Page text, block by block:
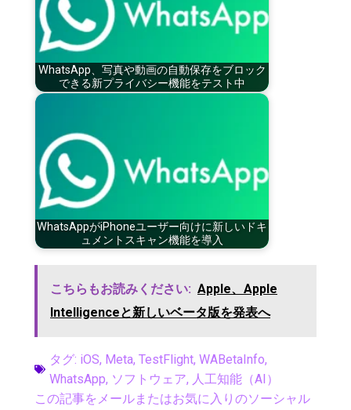
WhatsApp、写真や動画の自動保存をブロック
できる新プライバシー機能をテスト中
WhatsAppがiPhoneユーザー向けに新しいドキ
ュメントスキャン機能を導入
こちらもお読みください: Apple、Apple
Intelligenceと新しいベータ版を発表へ
タグ: iOS, Meta, TestFlight, WABetaInfo,
WhatsApp, ソフトウェア, 人工知能（AI）
この記事をメールまたはお気に入りのソーシャル